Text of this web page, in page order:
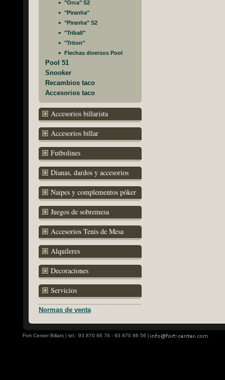
"Orca" S2
"Piranha"
"Piranha" S2
"Triball"
"Triton"
Flechas diversos Pool
Pool 51
Snooker
Recambios taco
Accesorios taco
Accesorios billarista
Accesorios billar
Futbolines
Dianas, dardos y accesorios
Naipes y complementos póker
Juegos de sobremesa
Accesorios Tenis de Mesa
Alquileres
Decoraciones
Servicios
Normas de venta
Fort Center Billars | tel.: 93 870 66 76 - 93 870 86 56 |